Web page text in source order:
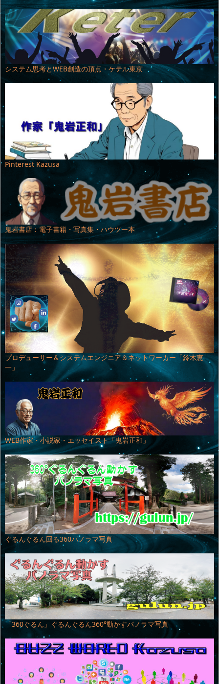
システム思考とWEB創造の頂点・ケテル東京
Pinterest Kazusa
鬼岩書店：電子書籍・写真集・ハウツー本
プロデューサー＆システムエンジニア＆ネットワーカー「鈴木恵
一」
WEB作家・小説家・エッセイスト「鬼岩正和」
ぐるんぐるん回る360パノラマ写真
「360ぐるん」ぐるんぐるん360°動かすパノラマ写真